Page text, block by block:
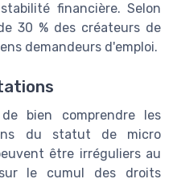
financière. Selon
30 % des créateurs de
demandeurs d'emploi.
bien comprendre les
du statut de micro
être irréguliers au
le cumul des droits